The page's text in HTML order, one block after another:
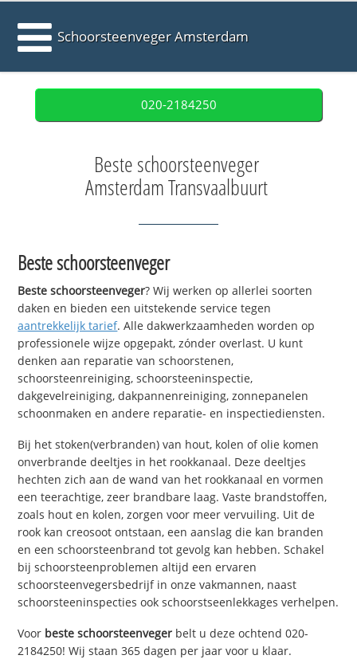
Schoorsteenveger Amsterdam
020-2184250
Beste schoorsteenveger
Amsterdam Transvaalbuurt
Beste schoorsteenveger
Beste schoorsteenveger? Wij werken op allerlei soorten
daken en bieden een uitstekende service tegen
aantrekkelijk tarief. Alle dakwerkzaamheden worden op
professionele wijze opgepakt, zónder overlast. U kunt
denken aan reparatie van schoorstenen,
schoorsteenreiniging, schoorsteeninspectie,
dakgevelreiniging, dakpannenreiniging, zonnepanelen
schoonmaken en andere reparatie- en inspectiediensten.
Bij het stoken(verbranden) van hout, kolen of olie komen
onverbrande deeltjes in het rookkanaal. Deze deeltjes
hechten zich aan de wand van het rookkanaal en vormen
een teerachtige, zeer brandbare laag. Vaste brandstoffen,
zoals hout en kolen, zorgen voor meer vervuiling. Uit de
rook kan creosoot ontstaan, een aanslag die kan branden
en een schoorsteenbrand tot gevolg kan hebben. Schakel
bij schoorsteenproblemen altijd een ervaren
schoorsteenvegersbedrijf in onze vakmannen, naast
schoorsteeninspecties ook schoorstseenlekkages verhelpen.
Voor beste schoorsteenveger belt u deze ochtend 020-
2184250! Wij staan 365 dagen per jaar voor u klaar.